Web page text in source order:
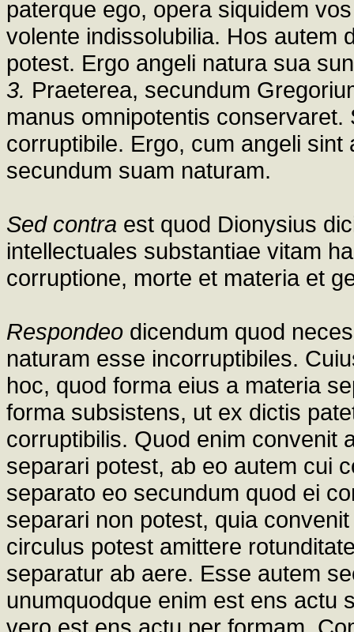
paterque ego, opera siquidem
volente indissolubilia. Hos autem
potest. Ergo angeli natura sua
3. Praeterea, secundum
manus omnipotentis
corruptibile. Ergo, cum angeli
secundum suam naturam.
Sed contra est quod Dionysius
intellectuales substantiae vitam
corruptione, morte et materia et
Respondeo dicendum quod
naturam esse incorruptibiles.
hoc, quod forma eius a materia
forma subsistens, ut ex dictis
corruptibilis. Quod enim convenit
separari potest, ab eo autem cui
separato eo secundum quod ei
separari non potest, quia
circulus potest amittere
separatur ab aere. Esse autem
unumquodque enim est ens actu
vero est ens actu per formam.